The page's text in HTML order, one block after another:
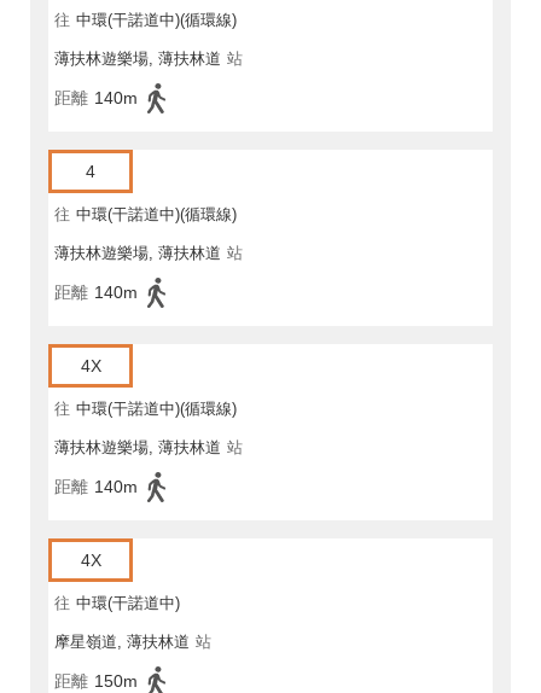
往 中環(干諾道中)(循環線)
薄扶林遊樂場, 薄扶林道 站
距離 140m
4
往 中環(干諾道中)(循環線)
薄扶林遊樂場, 薄扶林道 站
距離 140m
4X
往 中環(干諾道中)(循環線)
薄扶林遊樂場, 薄扶林道 站
距離 140m
4X
往 中環(干諾道中)
摩星嶺道, 薄扶林道 站
距離 150m